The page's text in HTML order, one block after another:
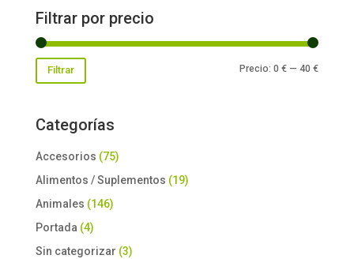
Filtrar por precio
Precio
Precio
Filtrar Precio:0 € —40 €
Categorías
Accesorios (75)
Alimentos / Suplementos (19)
Animales (146)
Portada (4)
Sin categorizar (3)